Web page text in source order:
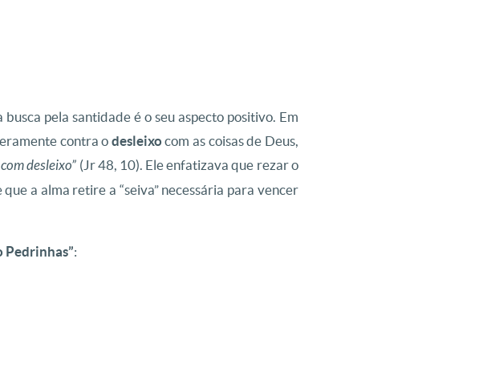
pela santidade é o seu aspecto positivo. Em
contra o desleixo com as coisas de Deus,
desleixo” (Jr 48, 10). Ele enfatizava que rezar o
a alma retire a “seiva” necessária para vencer
Pedrinhas”: